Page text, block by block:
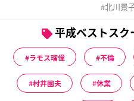
北川景
平成ベストスク
ラモス瑠偉 不倫
村井國夫 休業